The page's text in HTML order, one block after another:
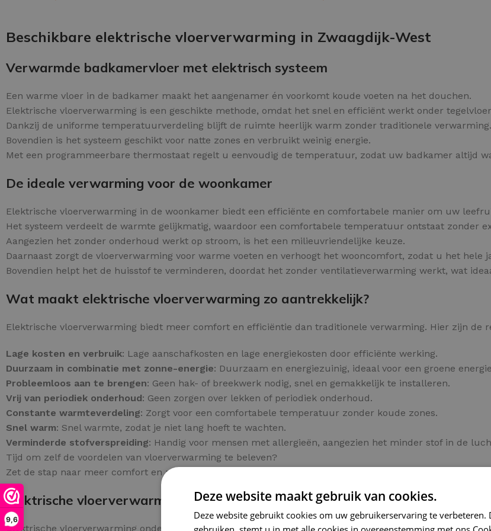
9,6
Gietvloer Epoxy
Beschikbare elektrische vloerverwarming in Zwaagdijk-West
Verwarmde badkamervloer met elektrisch systeem
Een warme vloer in de badkamer maakt het aangenamer én voorkomt koude voeten na het douchen.
Elektrische vloerverwarming is een geschikte methode, omdat het snel en efficiënt werkt onder
Dankzij de uniforme temperatuurverdeling blijft de ruimte heerlijk warm zonder traditionele verwarming.
Bovendien is het systeem geschikt voor natte zones en verbruikt weinig energie.
Met een programmeerbare thermostaat regelt u eenvoudig de temperatuur, zodat uw badkamer altijd
De ideale verwarming voor de woonkamer
Elektrische vloerverwarming in de woonkamer biedt een efficiënte en comfortabele manier om uw
Het systeem verdeelt de warmte gelijkmatig, waardoor een comfortabele temperatuur ontstaat zonder
Aangezien het zonder onderhoud werkt op stroom, is het een milieuvriendelijke keuze.
Daarnaast zorgt de vloerverwarming voor warme voeten en verhoogt het wooncomfort, zodat u het hele
Bovendien helpt het de huisstof te verminderen, doordat het zonder ventilatieverwarming werkt, wat
Wat maakt elektrische vloerverwarming zo aantrekkelijk?
Elektrische vloerverwarming biedt meer comfort en efficiëntie dan traditionele verwarming. Hier zijn de
Lage kosten en verbruik: Lage aanschafkosten en lage energiekosten door efficiënte werking.
Duurzaam in combinatie met zonne-energie: Duurzaam en energiezuinig, ideaal voor een groene
Probleemloos aan te brengen: Geen hak- of breekwerk nodig, snel en gemakkelijk te installeren.
Vrij van periodiek onderhoud: Geen zorgen over lekken of periodiek onderhoud.
Constante warmteverdeling: Zorgt voor een comfortabele temperatuur zonder koude zones.
Snel warm: Snel warmte, zodat je niet lang hoeft te wachten.
Verminderde stofverspreiding: Handig voor mensen met allergieën, aangezien het minder stof in de
Tijd om zelf de voordelen van vloerverwarming te beleven?
Zet de stap naar meer comfort en plaats vandaag nog uw bestelling.
Elektrische vloerverwarming geschikt voor tegels
Elektrische vloerverwarming onder tegels biedt een directe warmte onder uw tegelvloer.
Deze website maakt gebruik van cookies.
Deze website gebruikt cookies om uw gebruikerservaring te verbeteren.